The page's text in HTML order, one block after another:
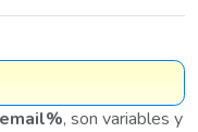
, son variables y